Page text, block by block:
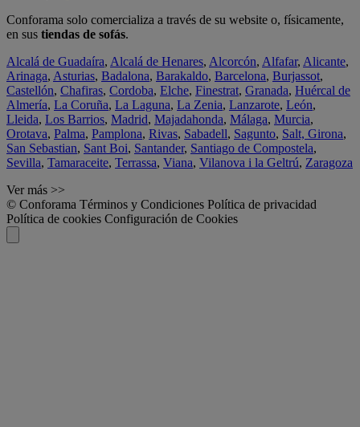
Conforama solo comercializa a través de su website o, físicamente,
en sus tiendas de sofás.
Alcalá de Guadaíra, Alcalá de Henares, Alcorcón, Alfafar, Alicante,
Arinaga, Asturias, Badalona, Barakaldo, Barcelona, Burjassot,
Castellón, Chafiras, Cordoba, Elche, Finestrat, Granada, Huércal de
Almería, La Coruña, La Laguna, La Zenia, Lanzarote, León,
Lleida, Los Barrios, Madrid, Majadahonda, Málaga, Murcia,
Orotava, Palma, Pamplona, Rivas, Sabadell, Sagunto, Salt, Girona,
San Sebastian, Sant Boi, Santander, Santiago de Compostela,
Sevilla, Tamaraceite, Terrassa, Viana, Vilanova i la Geltrú, Zaragoza
Ver más >>
© Conforama Términos y Condiciones Política de privacidad
Política de cookies Configuración de Cookies